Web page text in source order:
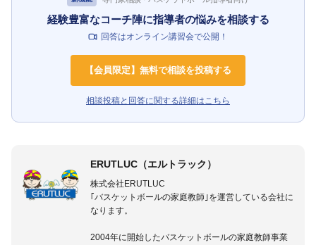
経験豊富なコーチ陣に指導者の悩みを相談する
回答はオンライン講習会で公開！
【会員限定】無料で相談を投稿する
相談投稿と回答に関する詳細はこちら
ERUTLUC（エルトラック）
株式会社ERUTLUC
｢バスケットボールの家庭教師｣を運営している会社に
なります。
2004年に開始したバスケットボールの家庭教師事業